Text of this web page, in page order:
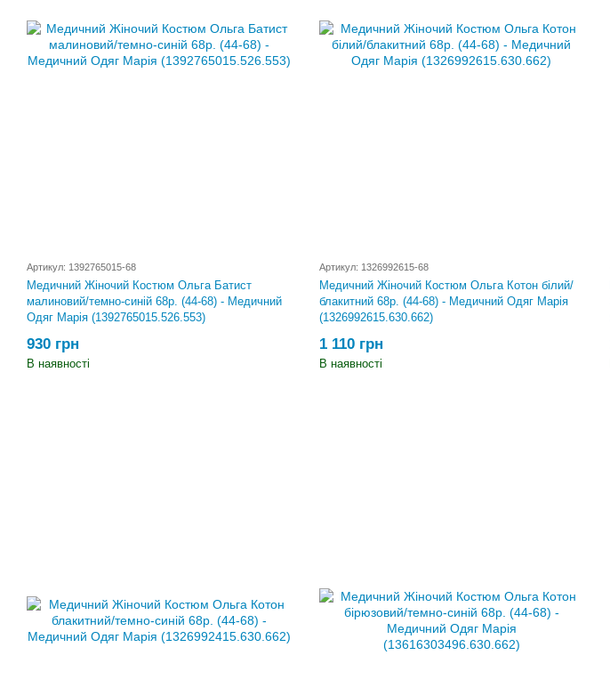
Артикул: 1392765015-68
Медичний Жіночий Костюм Ольга Батист
малиновий/темно-синій 68р. (44-68) - Медичний
Одяг Марія (1392765015.526.553)
930 грн
В наявності
Артикул: 1326992615-68
Медичний Жіночий Костюм Ольга Котон білий/
блакитний 68р. (44-68) - Медичний Одяг Марія
(1326992615.630.662)
1 110 грн
В наявності